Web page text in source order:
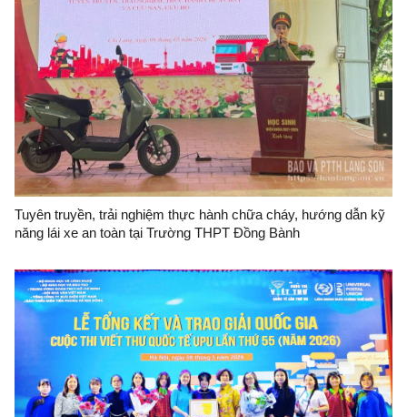
Tuyên truyền, trải nghiệm thực hành chữa cháy, hướng dẫn kỹ
năng lái xe an toàn tại Trường THPT Đồng Bành